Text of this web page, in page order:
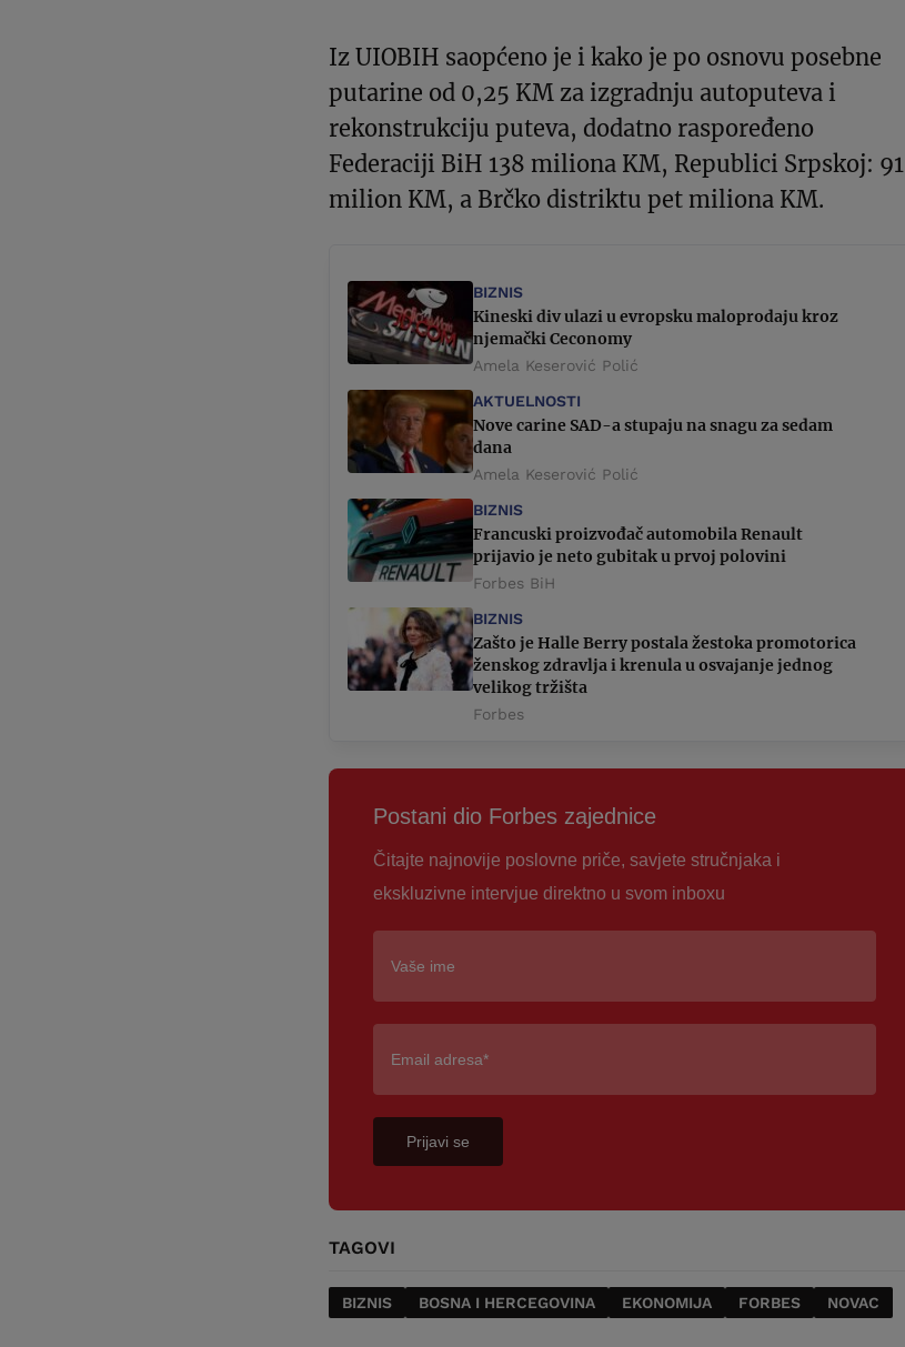
Iz UIOBIH saopćeno je i kako je po osnovu posebne
putarine od 0,25 KM za izgradnju autoputeva i
rekonstrukciju puteva, dodatno raspoređeno
Federaciji BiH 138 miliona KM, Republici Srpskoj: 91
milion KM, a Brčko distriktu pet miliona KM.
BIZNIS
Kineski div ulazi u evropsku maloprodaju kroz
njemački Ceconomy
Amela Keserović Polić
AKTUELNOSTI
Nove carine SAD-a stupaju na snagu za sedam
dana
Amela Keserović Polić
BIZNIS
Francuski proizvođač automobila Renault
prijavio je neto gubitak u prvoj polovini
Forbes BiH
BIZNIS
Zašto je Halle Berry postala žestoka promotorica
ženskog zdravlja i krenula u osvajanje jednog
velikog tržišta
Forbes
Postani dio Forbes zajednice
Čitajte najnovije poslovne priče, savjete stručnjaka i
ekskluzivne intervjue direktno u svom inboxu
Prijavi se
TAGOVI
BIZNIS BOSNA I HERCEGOVINA EKONOMIJA FORBES NOVAC